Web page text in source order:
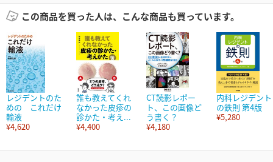
この商品を買った人は、こんな商品も買っています。
レジデントのた
めの これだけ
輸液
¥4,620
誰も教えてくれ
なかった皮疹の
診かた・考え...
¥4,400
CT読影レポー
ト、この画像ど
う書く？
¥4,180
内科レジデント
の鉄則 第4版
¥5,280